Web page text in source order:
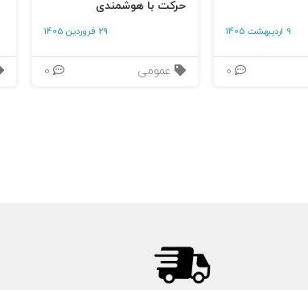
9 اردیبهشت 1405
حرکت با هوشمندی
29 فروردین 1405
عمومی